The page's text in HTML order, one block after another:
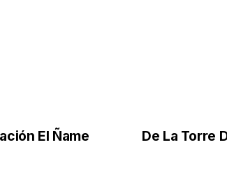
De La Torre
El Ñame